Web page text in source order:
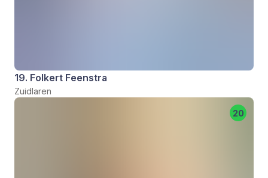
19. Folkert Feenstra
Zuidlaren
20